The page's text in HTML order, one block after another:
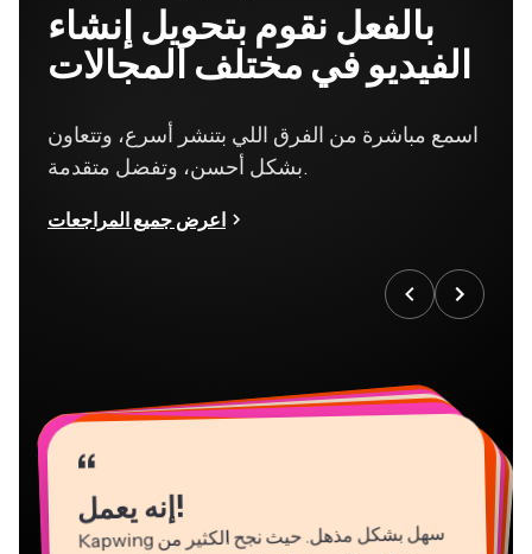
بالفعل نقوم بتحويل إنشاء
الفيديو في مختلف المجالات
اسمع مباشرة من الفرق اللي بتنشر أسرع، وتتعاون
بشكل أحسن، وتفضل متقدمة.
اعرض جميع المراجعات
“
إنه يعمل!
Kapwing
سهل بشكل مذهل. حيث نجح الكثير من
مسوقينا في الانضمام إلى المنصة واستخدامها على
الفور بقليل من التعليمات أو دون تعليمات على
الإطلاق. لا حاجة للتنزيلات ولا لعمليات التثبيت -
فهو يعمل بكل بساط
“
“
“
“
“
“